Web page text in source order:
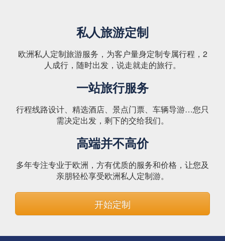
私人旅游定制
欧洲私人定制旅游服务，为客户量身定制专属行程，2
人成行，随时出发，说走就走的旅行。
一站旅行服务
行程线路设计、精选酒店、景点门票、车辆导游…您只
需决定出发，剩下的交给我们。
高端并不高价
多年专注专业于欧洲，方有优质的服务和价格，让您及
亲朋轻松享受欧洲私人定制游。
开始定制